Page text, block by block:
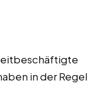
in der Regel